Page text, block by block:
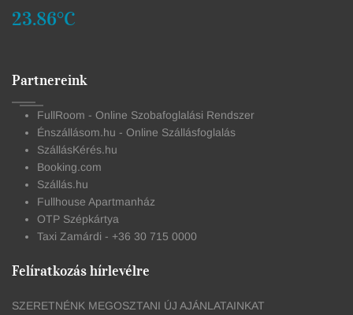
23.86°C
Partnereink
FullRoom - Online Szobafoglalási Rendszer
Énszállásom.hu - Online Szállásfoglalás
SzállásKérés.hu
Booking.com
Szállás.hu
Fullhouse Apartmanház
OTP Szépkártya
Taxi Zamárdi - +36 30 715 0000
Felíratkozás hírlevélre
SZERETNÉNK MEGOSZTANI ÚJ AJÁNLATAINKAT